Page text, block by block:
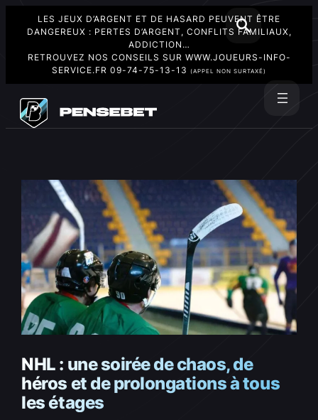
LES JEUX D’ARGENT ET DE HASARD PEUVENT ÊTRE
DANGEREUX : PERTES D’ARGENT, CONFLITS FAMILIAUX,
ADDICTION…
RETROUVEZ NOS CONSEILS SUR WWW.JOUEURS-INFO-
SERVICE.FR 09-74-75-13-13 (APPEL NON SURTAXÉ)
contenu
NHL : une soirée de chaos, de
héros et de prolongations à tous
les étages